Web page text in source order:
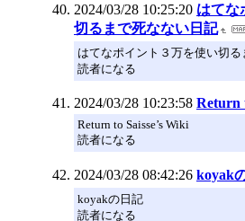
2024/03/28 10:25:20 はてな
切るまで死なない日記
はてなポイント３万を使い切
読者になる
2024/03/28 10:23:58 Return
Return to Saisse’s Wiki
読者になる
2024/03/28 08:42:26 koyak
koyakの日記
読者になる